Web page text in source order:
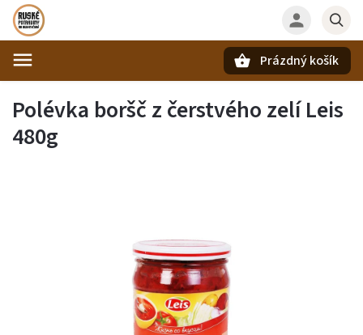
Prázdný košík
Polévka boršč z čerstvého zelí Leis
480g